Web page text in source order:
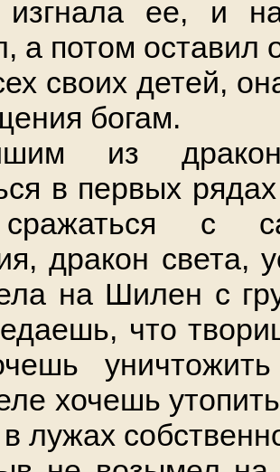
изгнала ее, и
а потом оставил
своих детей,
богам.
из
в первых
с
дракон света,
на Шилен с
что
хочешь
лужах